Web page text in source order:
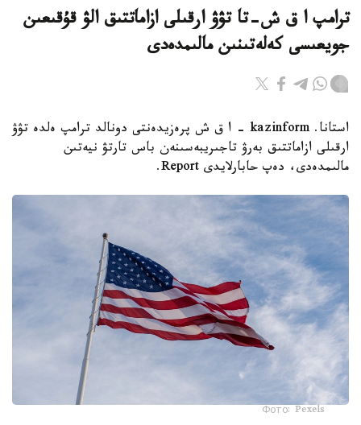
ترامپ ا ق ش-تا تۋۋ ارقىلى ازاماتتىق الۋ قۇقىعىن
جويعىسى كەلەتىنىن مالىمدەدى
استانا. kazinform - ا ق ش پرەزيدەنتى دونالد ترامپ ەلدە تۋۋ
ارقىلى ازاماتتىق بەرۋ تاجىريبەسىنەن باس تارتۋ نيەتىن
مالىمدەدى، دەپ حابارلايدى Report.
Фото: Pexels